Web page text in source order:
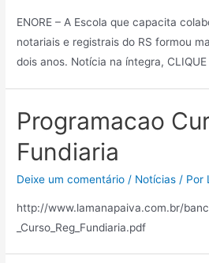
ENORE – A Escola que capacita
notariais e registrais do RS formou
dois anos. Notícia na íntegra, CLIQUE
Programacao
Fundiaria
Deixe um comentário / Notícias / Por
http://www.lamanapaiva.com.br/
_Curso_Reg_Fundiaria.pdf